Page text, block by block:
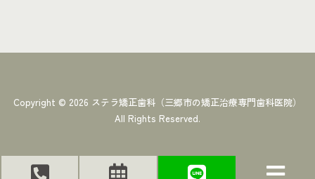
Copyright © 2026 ステラ矯正歯科（三郷市の矯正治療専門歯科医院）
All Rights Reserved.